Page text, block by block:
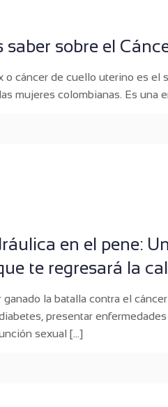
saber sobre el
o cáncer de cuello uterino es el
mujeres colombianas. Es una
en el pene:
te regresará la
la batalla contra el
presentar
sexual […]